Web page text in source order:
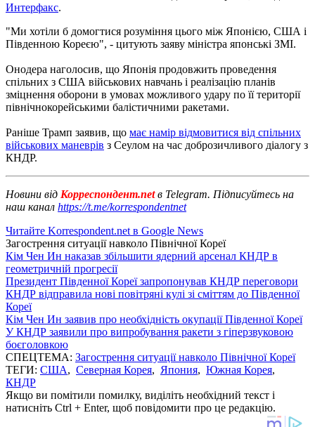
Интерфакс.
"Ми хотіли б домогтися розуміння цього між Японією, США і
Південною Кореєю", - цитують заяву міністра японські ЗМІ.
Онодера наголосив, що Японія продовжить проведення
спільних з США військових навчань і реалізацію планів
зміцнення оборони в умовах можливого удару по її території
північнокорейськими балістичними ракетами.
Раніше Трамп заявив, що має намір відмовитися від спільних
військових маневрів з Сеулом на час доброзичливого діалогу з
КНДР.
Новини від Корреспондент.netв Telegram. Підписуйтесь на
наш канал https://t.me/korrespondentnet
Читайте Korrespondent.net в Google News
Загострення ситуації навколо Пiвнічної Кореї
Кім Чен Ин наказав збільшити ядерний арсенал КНДР в
геометричній прогресії
Президент Південної Кореї запропонував КНДР переговори
КНДР відправила нові повітряні кулі зі сміттям до Південної
Кореї
Кім Чен Ин заявив про необхідність окупації Південної Кореї
У КНДР заявили про випробування ракети з гіперзвуковою
боєголовкою
СПЕЦТЕМА: Загострення ситуації навколо Пiвнічної Кореї
ТЕГИ: США, Северная Корея, Япония, Южная Корея,
КНДР
Якщо ви помітили помилку, виділіть необхідний текст і
натисніть Ctrl + Enter, щоб повідомити про це редакцію.